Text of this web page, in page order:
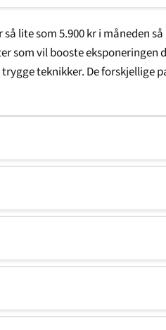
lite som 5.900 kr i måneden
vil booste eksponeringen
teknikker. De